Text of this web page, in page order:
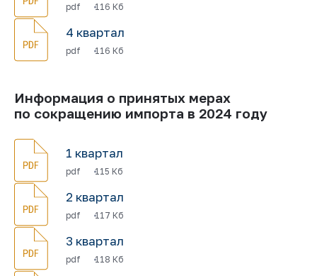
pdf 116 Кб
4 квартал
pdf 116 Кб
Информация о принятых мерах
по сокращению импорта в 2024 году
1 квартал
pdf 115 Кб
2 квартал
pdf 117 Кб
3 квартал
pdf 118 Кб